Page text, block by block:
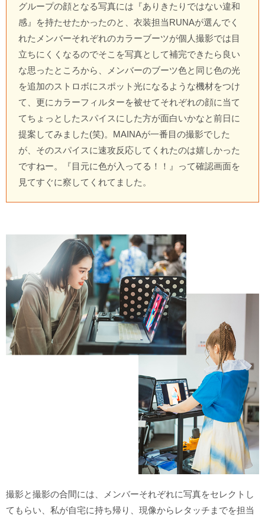
グループの顔となる写真には『ありきたりではない違和
感』を持たせたかったのと、衣装担当RUNAが選んでく
れたメンバーそれぞれのカラーブーツが個人撮影では目
立ちにくくなるのでそこを写真として補完できたら良い
な思ったところから、メンバーのブーツ色と同じ色の光
を追加のストロボにスポット光になるような機材をつけ
て、更にカラーフィルターを被せてそれぞれの顔に当て
てちょっとしたスパイスにした方が面白いかなと前日に
提案してみました(笑)。MAINAが一番目の撮影でした
が、そのスパイスに速攻反応してくれたのは嬉しかった
ですねー。『目元に色が入ってる！！』って確認画面を
見てすぐに察してくれてました。
撮影と撮影の合間には、メンバーそれぞれに写真をセレクトし
てもらい、私が自宅に持ち帰り、現像からレタッチまでを担当